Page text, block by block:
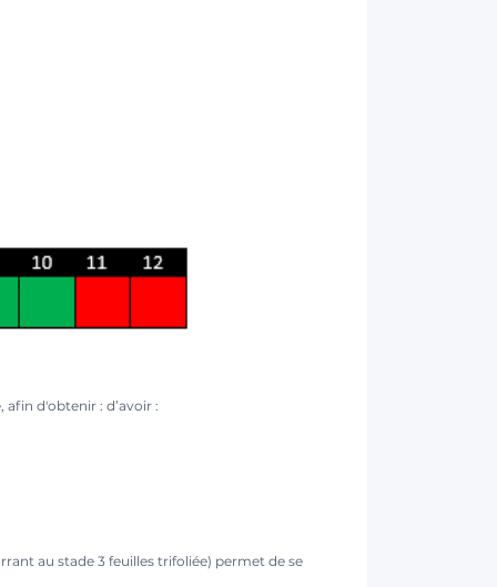
d'obtenir : d’avoir :
au stade 3 feuilles trifoliée) permet de se